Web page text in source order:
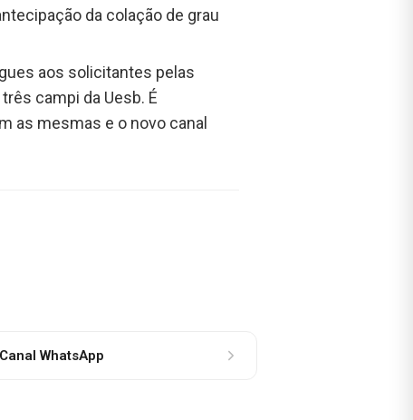
da colação de grau
aos solicitantes pelas
campi da Uesb. É
as mesmas e o novo canal
Canal WhatsApp